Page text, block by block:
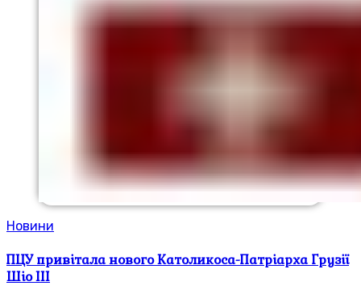
Новини
ПЦУ привітала нового Католикоса-Патріарха Грузії
Шіо III